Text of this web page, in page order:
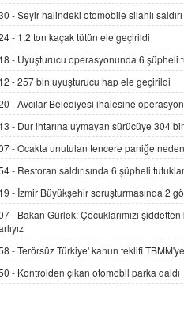
İNCİ GÜL AKÖL
Trump Keşke Adana'yı
06.07.2026 13:00
ADEM AKÖL
Esed Destekçilerinin
Şamar: Sednaya
11.12.2024 12:30
DR. EKREM ASLAN
Gerçek Ne, Algı Ne?
Yürüyoruz" Cümlesinin
19.07.2025 12:45
GÖNÜL MENEKŞE
Şifacının Yolu
04.11.2025 12:56
-Seyir halindeki otomobile silahlı saldırı
- 1,2 ton kaçak tütün ele geçirildi
- Uyuşturucu operasyonunda 6 şüpheli
-257 bin uyuşturucu hap ele geçirildi
-Avcılar Belediyesi ihalesine
- Dur ihtarına uymayan sürücüye 304
-Ocakta unutulan tencere paniğe
- Restoran saldırısında 6 şüpheli
- İzmir Büyükşehir soruşturmasında 2
- Bakan Gürlek: Çocuklarımızı
-Terörsüz Türkiye' kanun teklifi
- Kontrolden çıkan otomobil parka daldı